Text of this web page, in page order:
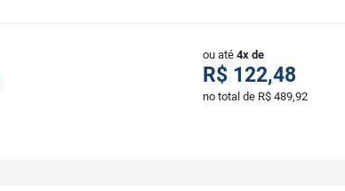
ou até 4x de
R$ 122,48
no total de R$ 489,92